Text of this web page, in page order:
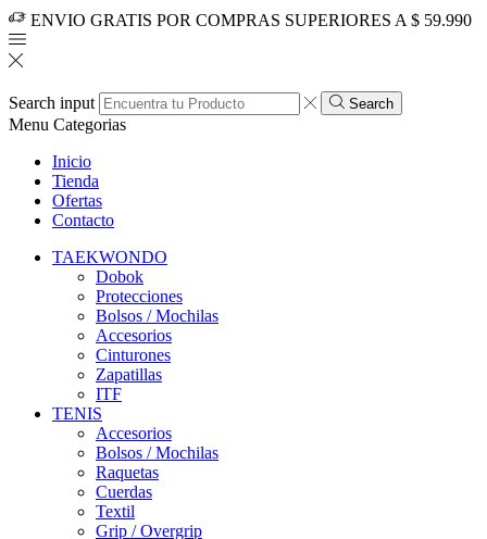
ENVIO GRATIS POR COMPRAS SUPERIORES A $ 59.990
Search input Search
Menu Categorias
Inicio
Tienda
Ofertas
Contacto
TAEKWONDO
Dobok
Protecciones
Bolsos / Mochilas
Accesorios
Cinturones
Zapatillas
ITF
TENIS
Accesorios
Bolsos / Mochilas
Raquetas
Cuerdas
Textil
Grip / Overgrip